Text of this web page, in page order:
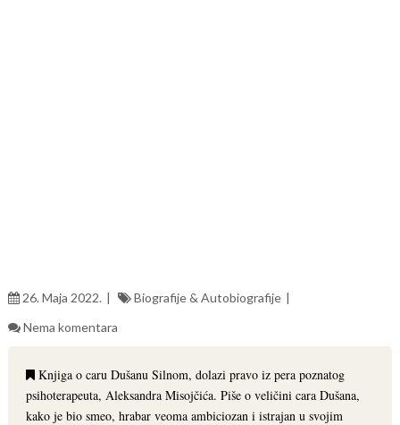
26. Maja 2022.
Biografije & Autobiografije
Nema komentara
Knjiga o caru Dušanu Silnom, dolazi pravo iz pera poznatog
psihoterapeuta, Aleksandra Misojčića. Piše o veličini cara Dušana,
kako je bio smeo, hrabar veoma ambiciozan i istrajan u svojim